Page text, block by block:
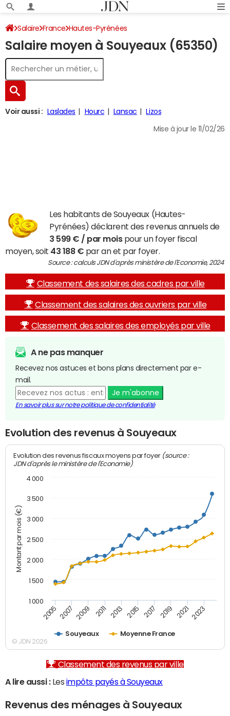
Salaire France Hautes-Pyrénées
Salaire moyen à Souyeaux (65350)
Voir aussi : Laslades Hourc Lansac Lizos
Mise à jour le 11/02/26
Les habitants de Souyeaux (Hautes-
Pyrénées) déclarent des revenus annuels de
3 599 € / par moispour un foyer fiscal
moyen, soit 43 188 € par an et par foyer.
Source : calculs JDN d'après ministère de l'Economie, 2024
Classement des salaires des cadres par ville
Classement des salaires des ouvriers par ville
Classement des salaires des employés par ville
A ne pas manquer
Recevez nos astuces et bons plans directement par e-
mail.
Je m'abonne
En savoir plus sur notre politique de confidentialité
Evolution des revenus à Souyeaux
Montant par mois (€)
Evolution des revenus fiscaux moyens par foyer (source :
JDN d'après le ministère de l'Economie)
Souyeaux Moyenne France
2005 2007 2009 2011 2013 2015 2017 2019 2021 2023
1 000
1 500
2 000
2 500
3 000
3 500
4 000
© JDN 2026
Classement des revenus par ville
A lire aussi :Les impôts payés à Souyeaux
Revenus des ménages à Souyeaux